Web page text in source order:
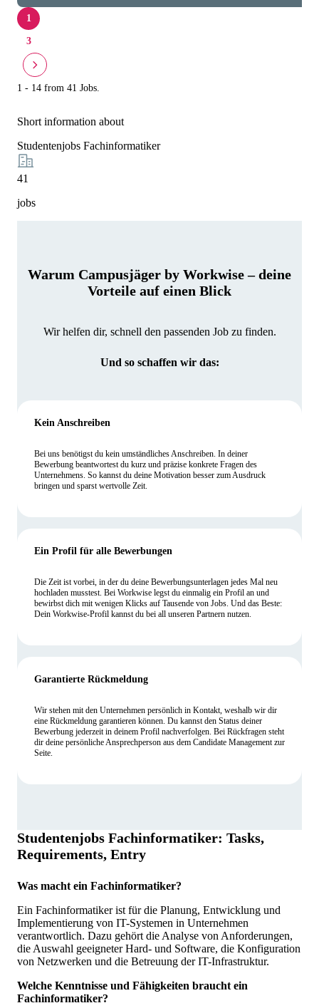
1
3
1 - 14 from 41 Jobs.
Short information about
Studentenjobs Fachinformatiker
41
jobs
Warum Campusjäger by Workwise – deine
Vorteile auf einen Blick
Wir helfen dir, schnell den passenden Job zu finden.
Und so schaffen wir das:
Kein Anschreiben
Bei uns benötigst du kein umständliches Anschreiben. In deiner
Bewerbung beantwortest du kurz und präzise konkrete Fragen des
Unternehmens. So kannst du deine Motivation besser zum Ausdruck
bringen und sparst wertvolle Zeit.
Ein Profil für alle Bewerbungen
Die Zeit ist vorbei, in der du deine Bewerbungsunterlagen jedes Mal neu
hochladen musstest. Bei Workwise legst du einmalig ein Profil an und
bewirbst dich mit wenigen Klicks auf Tausende von Jobs. Und das Beste:
Dein Workwise-Profil kannst du bei all unseren Partnern nutzen.
Garantierte Rückmeldung
Wir stehen mit den Unternehmen persönlich in Kontakt, weshalb wir dir
eine Rückmeldung garantieren können. Du kannst den Status deiner
Bewerbung jederzeit in deinem Profil nachverfolgen. Bei Rückfragen steht
dir deine persönliche Ansprechperson aus dem Candidate Management zur
Seite.
Studentenjobs Fachinformatiker: Tasks,
Requirements, Entry
Was macht ein Fachinformatiker?
Ein Fachinformatiker ist für die Planung, Entwicklung und
Implementierung von IT-Systemen in Unternehmen
verantwortlich. Dazu gehört die Analyse von Anforderungen,
die Auswahl geeigneter Hard- und Software, die Konfiguration
von Netzwerken und die Betreuung der IT-Infrastruktur.
Welche Kenntnisse und Fähigkeiten braucht ein
Fachinformatiker?